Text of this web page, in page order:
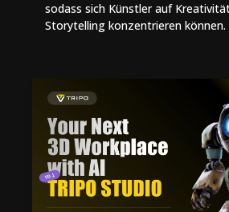
sodass sich Künstler auf
Storytelling konzentrieren können.